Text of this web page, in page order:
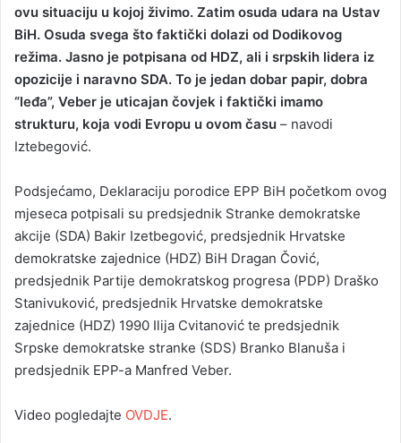
ovu situaciju u kojoj živimo. Zatim osuda udara na Ustav
BiH. Osuda svega što faktički dolazi od Dodikovog
režima. Јasno je potpisana od HDZ, ali i srpskih lidera iz
opozicije i naravno SDA. To je jedan dobar papir, dobra
“leđa”, Veber je uticajan čovjek i faktički imamo
strukturu, koja vodi Evropu u ovom času – navodi
Iztebegović.
Podsjećamo, Deklaraciju porodice EPP BiH početkom ovog
mjeseca potpisali su predsjednik Stranke demokratske
akcije (SDA) Bakir Izetbegović, predsjednik Hrvatske
demokratske zajednice (HDZ) BiH Dragan Čović,
predsjednik Partije demokratskog progresa (PDP) Draško
Stanivuković, predsjednik Hrvatske demokratske
zajednice (HDZ) 1990 Ilija Cvitanović te predsjednik
Srpske demokratske stranke (SDS) Branko Blanuša i
predsjednik EPP-a Manfred Veber.
Video pogledajte OVDJE.